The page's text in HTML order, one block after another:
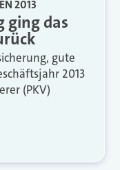
2013
ging das
gute
2013
(PKV)